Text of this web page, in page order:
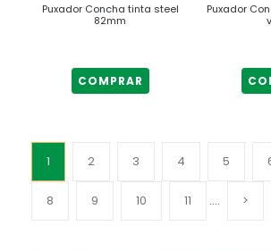
Puxador Concha tinta steel
82mm
COMPRAR
Puxador
1 2 3 4 5
8 9 10 11 .... >